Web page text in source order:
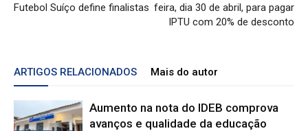
Futebol Suíço define finalistas feira, dia 30 de abril, para pagar
IPTU com 20% de desconto
ARTIGOS RELACIONADOS Mais do autor
Aumento na nota do IDEB comprova
avanços e qualidade da educação